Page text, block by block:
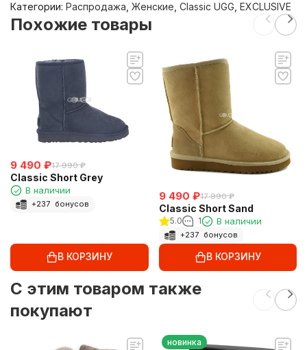
Категории: Распродажа Женские Classic UGG EXCLUSIVE
Похожие товары
9 490 ₽17 990 ₽
Classic Short Grey
В наличии
+237 бонусов
В КОРЗИНУ
9 490 ₽17 990 ₽
Classic Short Sand
5.0 1 В наличии
+237 бонусов
В КОРЗИНУ
C этим товаром также
покупают
новинка